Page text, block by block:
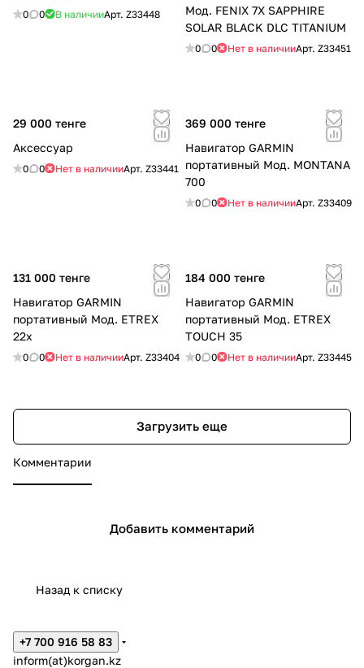
0 0 В наличииАрт. Z33448
Мод. FENIX 7X SAPPHIRE
SOLAR BLACK DLC TITANIUM
0 0 Нет в наличииАрт. Z33451
29 000 тенге
Аксессуар
0 0 Нет в наличииАрт. Z33441
369 000 тенге
Навигатор GARMIN
портативный Мод. MONTANA
700
0 0 Нет в наличииАрт. Z33409
131 000 тенге
Навигатор GARMIN
портативный Мод. ETREX
22x
0 0 Нет в наличииАрт. Z33404
184 000 тенге
Навигатор GARMIN
портативный Мод. ETREX
TOUCH 35
0 0 Нет в наличииАрт. Z33445
Загрузить еще
Комментарии
Добавить комментарий
Назад к списку
+7 700 916 58 83
inform(at)korgan.kz